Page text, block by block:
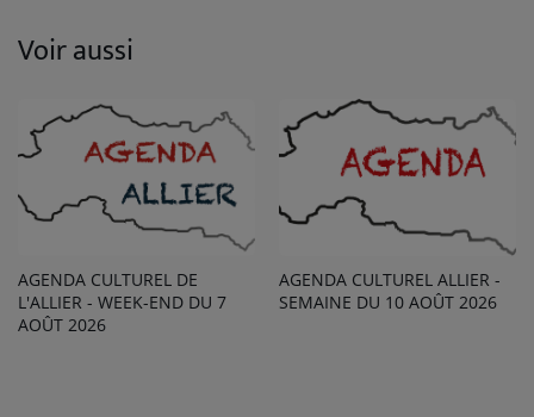
Voir aussi
AGENDA CULTUREL DE
L'ALLIER - WEEK-END DU 7
AOÛT 2026
AGENDA CULTUREL ALLIER -
SEMAINE DU 10 AOÛT 2026